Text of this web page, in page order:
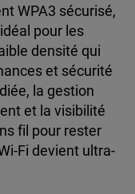
WPA3 sécurisé,
pour les
densité qui
et sécurité
la gestion
et la visibilité
fil pour rester
Fi devient ultra-